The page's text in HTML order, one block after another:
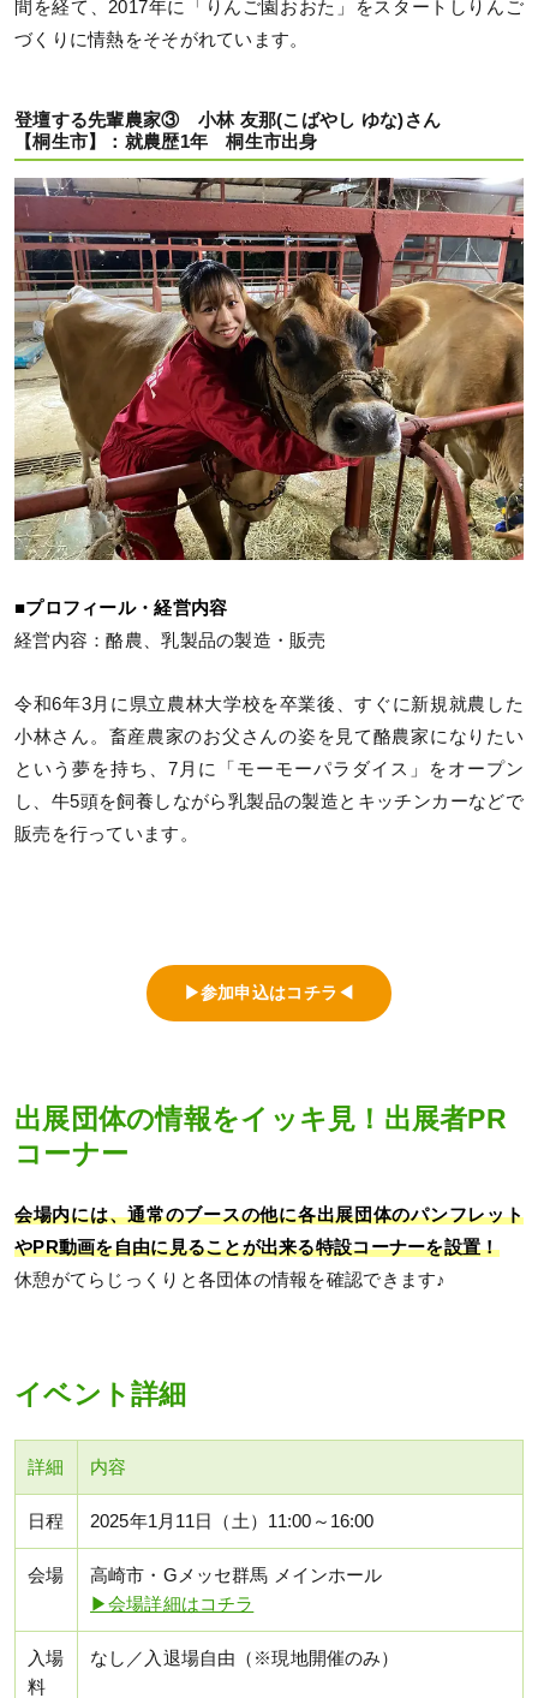
間を経て、2017年に「りんご園おおた」をスタートしりんご
づくりに情熱をそそがれています。
登壇する先輩農家③ 小林 友那(こばやし ゆな)さん
【桐生市】：就農歴1年 桐生市出身
■プロフィール・経営内容
経営内容：酪農、乳製品の製造・販売
令和6年3月に県立農林大学校を卒業後、すぐに新規就農した
小林さん。畜産農家のお父さんの姿を見て酪農家になりたい
という夢を持ち、7月に「モーモーパラダイス」をオープン
し、牛5頭を飼養しながら乳製品の製造とキッチンカーなどで
販売を行っています。
▶参加申込はコチラ◀
出展団体の情報をイッキ見！出展者PR
コーナー
会場内には、通常のブースの他に各出展団体のパンフレット
やPR動画を自由に見ることが出来る特設コーナーを設置！
休憩がてらじっくりと各団体の情報を確認できます♪
イベント詳細
詳細 内容
日程 2025年1月11日（土）11:00～16:00
会場
高崎市・Gメッセ群馬 メインホール
▶会場詳細はコチラ
入場
料
なし／入退場自由（※現地開催のみ）